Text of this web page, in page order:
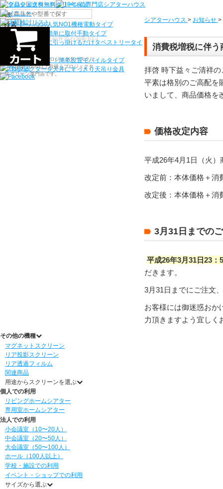
検索
シアターハウス > お知らせ >
消費税増税に伴
拝啓 時下益々ご清祥
平素は格別のご高配を
いまして、商品価格を
価格改定内容
平成26年4月1日（火）
改定前：本体価格＋消
改定後：本体価格＋消
3月31日までの
平成26年3月31日23
だきます。
3月31日までにご注文
お客様には御迷惑おか
力頂きますよう宜しく
機種から選ぶ
シアターハウス人気NO1機種電動タイプ
電源工事なしで簡単に取付手動タイプ
ネジ付きフックに引っ掛けるだけタペストリータイ
持ち運びらくらく！簡単設置モバイルタイプ
プロジェクターを天井にすっきり 天吊り金具
その他の機種
マグネットスクリーン
リア投影スクリーン
リア透過フィルム
関連商品
用途からスクリーンを選ぶ
個人での利用
リビングホームシアター
専用室ホームシアター
法人での利用
小会議室（10〜20人）
中会議室（20〜50人）
大会議室（50〜100人）
ホール（100人以上）
学校・施設での利用
イベント・ショップでの利用
サイズから選ぶ
〒910-0122 福井県福井市石盛町613
シアターハウスは、プロジェクタースクリ
ーンを全部で500以上取扱うプロジェクタ
ースクリーン専門店です。